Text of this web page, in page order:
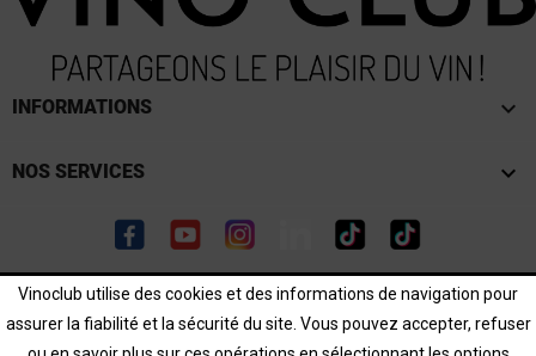
Vinoclub utilise des cookies et des informations de navigation pour
assurer la fiabilité et la sécurité du site. Vous pouvez accepter, refuser
INFORMATIONS keyboard_arrow_down
NOS SERVICES 
FacebookYouTubeInstagramLinkedInTikTok
L'abus d'alcool est dangereux pour la santé. Consommer
avec modération.